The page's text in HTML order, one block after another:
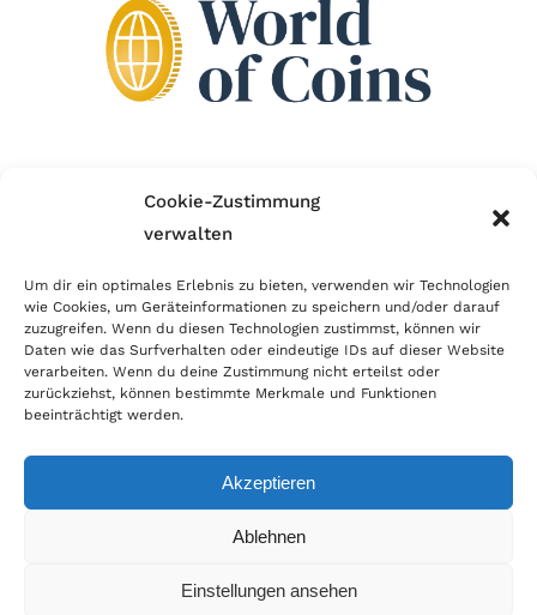
Cookie-Zustimmung
verwalten
Um dir ein optimales Erlebnis zu bieten, verwenden wir Technologien
wie Cookies, um Geräteinformationen zu speichern und/oder darauf
zuzugreifen. Wenn du diesen Technologien zustimmst, können wir
Daten wie das Surfverhalten oder eindeutige IDs auf dieser Website
verarbeiten. Wenn du deine Zustimmung nicht erteilst oder
zurückziehst, können bestimmte Merkmale und Funktionen
beeinträchtigt werden.
Akzeptieren
Ablehnen
Einstellungen ansehen
Wir sind Mitglied im Händlerbund!
erfolgreichen E-Commerce ein. Auch wir sind wie
viele Onlineshops im Netz Mitglied im Händlerbund
und unterstützen fairen Onlinehandel.
© Copyright 2026 | World of Coins |Impressum|Datenschutz|Cookie
|Zahlung & Versand